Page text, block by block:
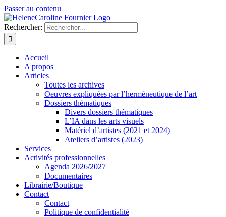
Passer au contenu
Rechercher:
Accueil
A propos
Articles
Toutes les archives
Oeuvres expliquées par l’herméneutique de l’art
Dossiers thématiques
Divers dossiers thématiques
L’IA dans les arts visuels
Matériel d’artistes (2021 et 2024)
Ateliers d’artistes (2023)
Services
Activités professionnelles
Agenda 2026/2027
Documentaires
Librairie/Boutique
Contact
Contact
Politique de confidentialité